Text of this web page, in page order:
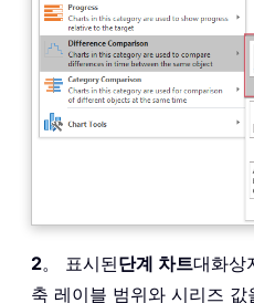
2。 표시된단계 차트대화상
축 레이블 범위와 시리즈